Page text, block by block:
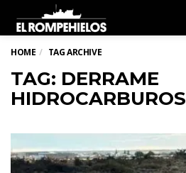
HOME TAG ARCHIVE
TAG: DERRAME
HIDROCARBUROS